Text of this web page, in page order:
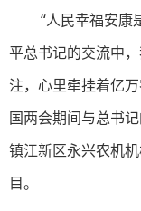
“人民幸福安康
平总书记的交流中
注，心里牵挂着亿
国两会期间与总书
镇江新区永兴农机
目。